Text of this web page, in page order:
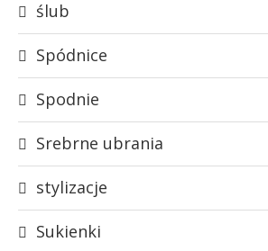
ślub
Spódnice
Spodnie
Srebrne ubrania
stylizacje
Sukienki